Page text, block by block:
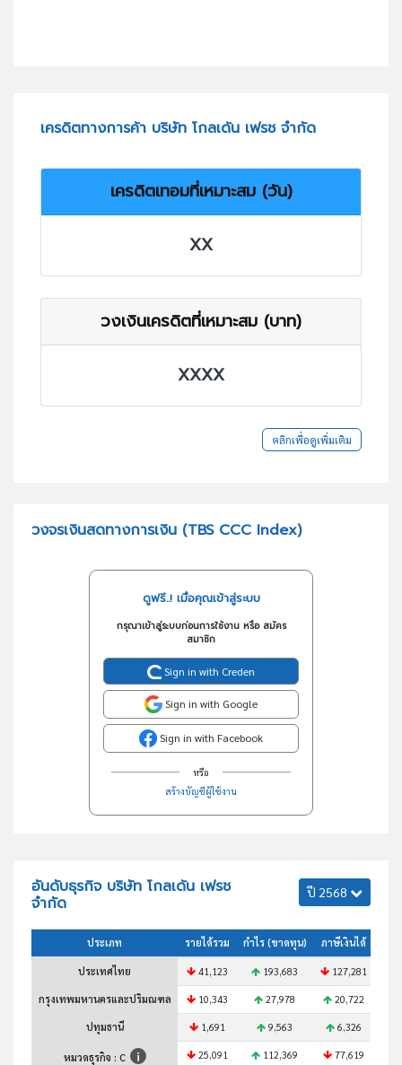
เครดิตทางการค้า บริษัท โกลเด้น เฟรช จำกัด
เครดิตเทอมที่เหมาะสม (วัน)
XX
วงเงินเครดิตที่เหมาะสม (บาท)
XXXX
คลิกเพื่อดูเพิ่มเติม
วงจรเงินสดทางการเงิน (TBS CCC Index)
ดูฟรี..! เมื่อคุณเข้าสู่ระบบ
กรุณาเข้าสู่ระบบก่อนการใช้งาน หรือ สมัคร
สมาชิก
Sign in with Creden
Sign in with Google
Sign in with Facebook
หรือ
สร้างบัญชีผู้ใช้งาน
อันดับธุรกิจ บริษัท โกลเด้น เฟรช
จำกัด
ปี 2568
ประเภท รายได้รวม กำไร (ขาดทุน) ภาษีเงินได้
ประเทศไทย 41,123 193,683 127,281
กรุงเทพมหานครและปริมณฑล 10,343 27,978 20,722
ปทุมธานี 1,691 9,563 6,326
หมวดธุรกิจ : C 25,091 112,369 77,619